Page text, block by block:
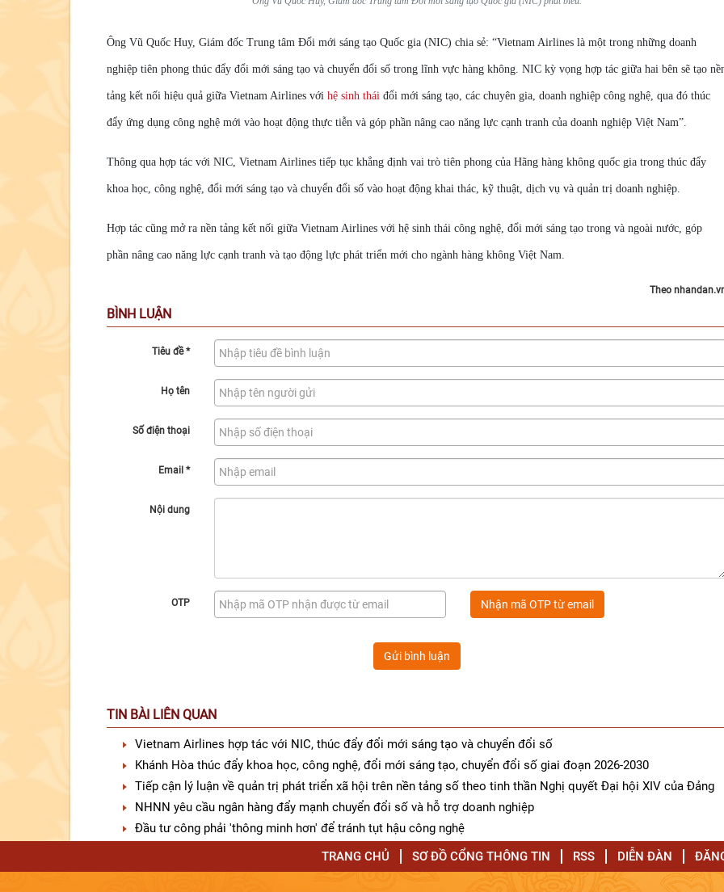
Ông Vũ Quốc Huy, Giám đốc Trung tâm Đổi mới sáng tạo Quốc gia (NIC) chia sẻ: “Vietnam Airlines là một trong những doanh
nghiệp tiên phong thúc đẩy đổi mới sáng tạo và chuyển đổi số trong lĩnh vực hàng không. NIC kỳ vọng hợp tác giữa hai bên sẽ tạo
tảng kết nối hiệu quả giữa Vietnam Airlines với hệ sinh thái đổi mới sáng tạo, các chuyên gia, doanh nghiệp công nghệ, qua đó thúc
đẩy ứng dụng công nghệ mới vào hoạt động thực tiễn và góp phần nâng cao năng lực cạnh tranh của doanh nghiệp Việt Nam”.
Thông qua hợp tác với NIC, Vietnam Airlines tiếp tục khẳng định vai trò tiên phong của Hãng hàng không quốc gia trong thúc đẩy
khoa học, công nghệ, đổi mới sáng tạo và chuyển đổi số vào hoạt động khai thác, kỹ thuật, dịch vụ và quản trị doanh nghiệp.
Hợp tác cũng mở ra nền tảng kết nối giữa Vietnam Airlines với hệ sinh thái công nghệ, đổi mới sáng tạo trong và ngoài nước, góp
phần nâng cao năng lực cạnh tranh và tạo động lực phát triển mới cho ngành hàng không Việt Nam.
Theo
BÌNH LUẬN
Tiêu đề*
Họ tên
Số điện thoại
Email *
Nội dung
OTP Nhận mã OTP từ email
Gửi bình luận
TIN BÀI LIÊN QUAN
Vietnam Airlines hợp tác với NIC, thúc đẩy đổi mới sáng tạo và chuyển đổi số
Khánh Hòa thúc đẩy khoa học, công nghệ, đổi mới sáng tạo, chuyển đổi số giai đoạn 2026-2030
Tiếp cận lý luận về quản trị phát triển xã hội trên nền tảng số theo tinh thần Nghị quyết Đại hội XIV của Đảng
NHNN yêu cầu ngân hàng đẩy mạnh chuyển đổi số và hỗ trợ doanh nghiệp
Đầu tư công phải 'thông minh hơn' để tránh tụt hậu công nghệ
TRANG CHỦ SƠ ĐỒ CỔNG THÔNG TIN RSS DIỄN ĐÀN